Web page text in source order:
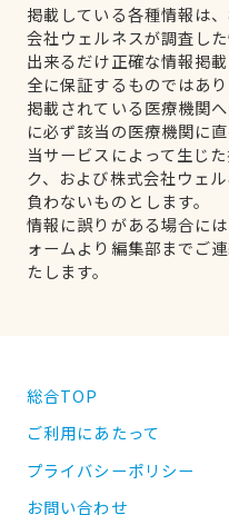
掲載している各種情報は
会社ウェルネスが調査し
出来るだけ正確な情報掲
全に保証するものではあり
掲載されている医療機関
に必ず該当の医療機関に
当サービスによって生じ
ク、および株式会社ウェ
負わないものとします。
情報に誤りがある場合に
ォームより編集部までご
たします。
総合TOP
ご利用にあたって
プライバシーポリシー
お問い合わせ